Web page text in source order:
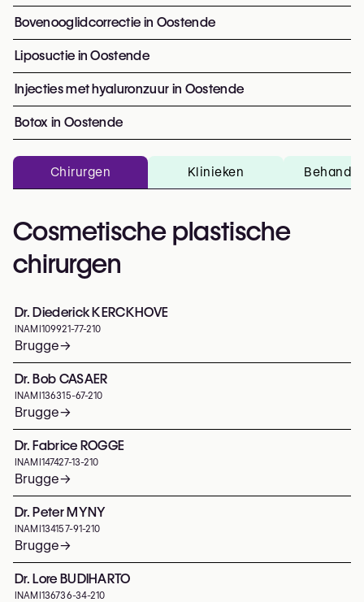
Bovenooglidcorrectie in Oostende
Liposuctie in Oostende
Injecties met hyaluronzuur in Oostende
Botox in Oostende
Chirurgen Klinieken
Cosmetische plastische
chirurgen
Dr. Diederick KERCKHOVE
INAMI 109921-77-210
Brugge→
Dr. Bob CASAER
INAMI 136315-67-210
Brugge→
Dr. Fabrice ROGGE
INAMI 147427-13-210
Brugge→
Dr. Peter MYNY
INAMI 134157-91-210
Brugge→
Dr. Lore BUDIHARTO
INAMI 136736-34-210